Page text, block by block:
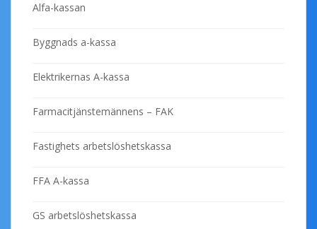
Alfa-kassan
Byggnads a-kassa
Elektrikernas A-kassa
Farmacitjänstemännens – FAK
Fastighets arbetslöshetskassa
FFA A-kassa
GS arbetslöshetskassa